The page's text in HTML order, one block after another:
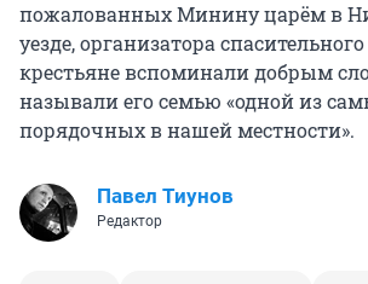
пожалованных Минину царём в
уезде, организатора
крестьяне вспоминали добрым
называли его семью «одной из
порядочных в нашей местности».
Павел Тиунов
Редактор